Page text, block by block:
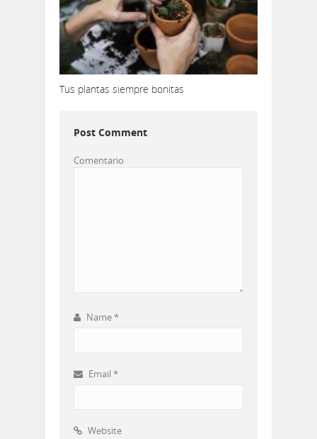
Tus plantas siempre bonitas
Post Comment
Comentario
Name*
Email *
Website